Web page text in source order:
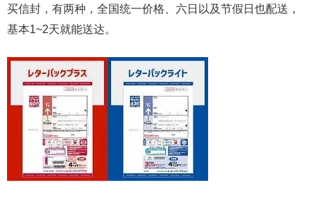
买信封，有两种，全国统一价格、六日以及节假日也配送，
基本1~2天就能送达。